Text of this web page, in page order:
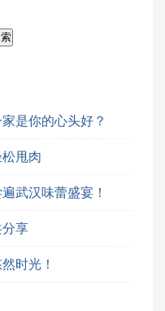
是你的心头好？
甩肉
武汉味蕾盛宴！
享
时光！